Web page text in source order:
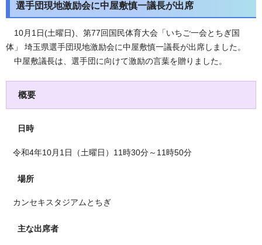
選手団現地激励会に中屋敷慎一議長が出席
10月1日(土曜日)、第77回国民体育大会「いちご一会とちぎ国
体」 埼玉県選手団現地激励会に中屋敷慎一議長が出席しました。
中屋敷議長は、選手団に向けて激励の言葉を贈りました。
概要
日時
令和4年10月1日（土曜日）11時30分～11時50分
場所
カンセキスタジアムとちぎ
主な出席者